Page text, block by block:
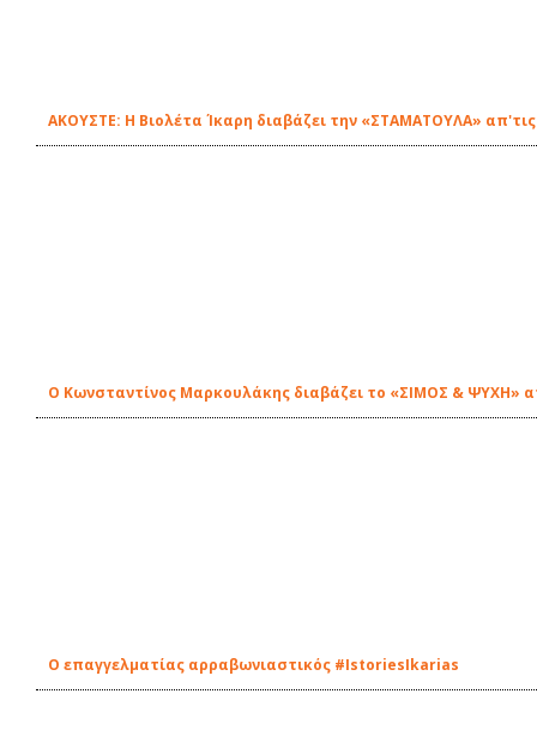
ΑΚΟΥΣΤΕ: Η Βιολέτα Ίκαρη διαβάζει την «ΣΤΑΜΑΤΟΥΛΑ»
Ο Κωνσταντίνος Μαρκουλάκης διαβάζει το «ΣΙΜΟΣ & ΨΥΧΗ»
Ο επαγγελματίας αρραβωνιαστικός #IstoriesIkarias